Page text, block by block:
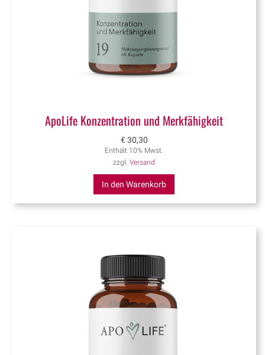
ApoLife Konzentration und Merkfähigkeit
€ 30,30
Enthält 10% Mwst.
zzgl. Versand
In den Warenkorb